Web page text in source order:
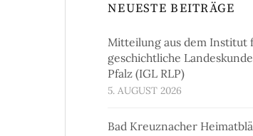
NEUESTE BEITRÄGE
Mitteilung aus dem Institut
geschichtliche
Pfalz (IGL RLP)
5. AUGUST 2026
Bad Kreuznacher